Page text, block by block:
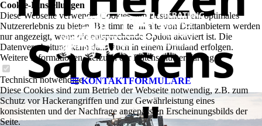
KONTAKTFORMULARE
Sachsens
Cookie-Einstellungen
Diese Webseite verwendet Cookies, um Besuchern ein optimales
Nutzererlebnis zu bieten. Bestimmte Inhalte von Drittanbietern werden
nur angezeigt, wenn die entsprechende Option aktiviert ist. Die
Datenverarbeitung kann dann auch in einem Drittland erfolgen.
Weitere Informationen hierzu in der Datenschutzerklärung.
Technisch notwendige
Diese Cookies sind zum Betrieb der Webseite notwendig, z.B. zum
Schutz vor Hackerangriffen und zur Gewährleistung eines
konsistenten und der Nachfrage angepassten Erscheinungsbilds der
Seite.